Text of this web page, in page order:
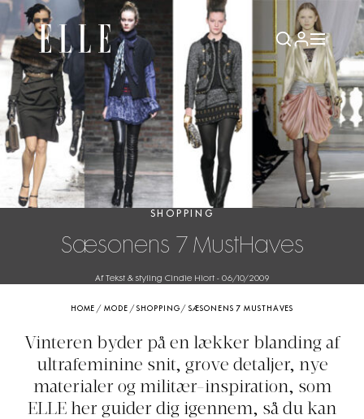
SHOPPING
Sæsonens 7 MustHaves
Af Tekst & styling Cindie Hiort- 06/10/2009
HOME /MODE /SHOPPING /SÆSONENS 7 MUSTHAVES
Vinteren byder på en lækker blanding af
ultrafeminine snit, grove detaljer, nye
materialer og militær-inspiration, som
ELLE her guider dig igennem, så du kan